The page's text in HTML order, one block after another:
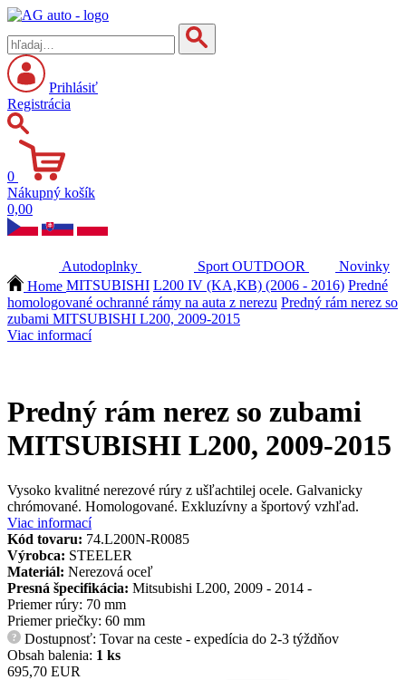
Prihlásiť
Registrácia
0
Nákupný košík
0,00
Autodoplnky Sport OUTDOOR
Novinky
Home MITSUBISHI L200 IV (KA,KB) (2006 - 2016) Predné
homologované ochranné rámy na auta z nerezu Predný rám nerez so
zubami MITSUBISHI L200, 2009-2015
Viac informací
Predný rám nerez so zubami
MITSUBISHI L200, 2009-2015
Vysoko kvalitné nerezové rúry z ušľachtilej ocele. Galvanicky
chrómované. Homologované. Exkluzívny a športový vzhľad.
Viac informací
Kód tovaru: 74.L200N-R0085
Výrobca: STEELER
Materiál: Nerezová oceľ
Presná špecifikácia: Mitsubishi L200, 2009 - 2014 -
Priemer rúry: 70 mm
Priemer priečky: 60 mm
?
Dostupnosť: Tovar na ceste - expedícia do 2-3 týždňov
Obsah balenia: 1 ks
695,70 EUR